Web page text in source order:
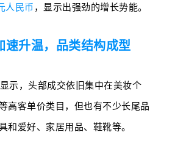
人民币 ，显示出强劲的增长势能。
速升温，品类结构成型
示，头部成交依旧集中在美妆个
高客单价类目，但也有不少长尾品
和爱好、家居用品、鞋靴等。